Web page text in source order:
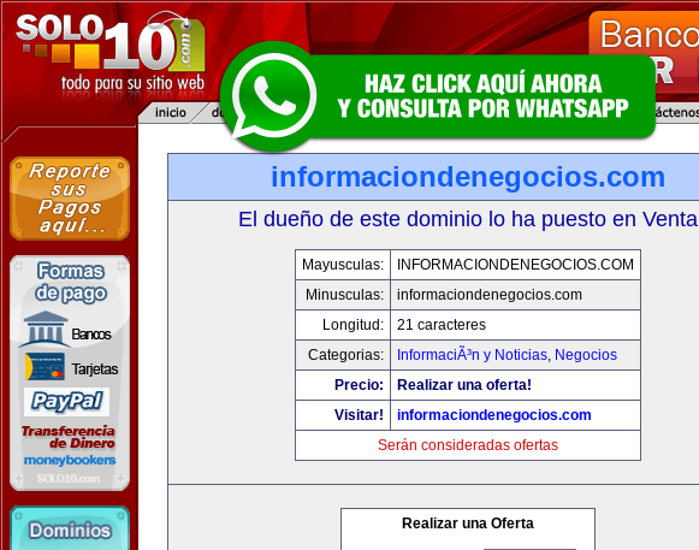
informaciondenegocios.com
El dueño de este dominio lo ha puesto en Venta
Mayusculas:
INFORMACIONDENEGOCIOS.COM
Minusculas:
informaciondenegocios.com
Longitud:
21 caracteres
Categorias:
InformaciÃ³n y Noticias, Negocios
Precio:
Realizar una oferta!
Visitar!
informaciondenegocios.com
Serán consideradas ofertas
Realizar una Oferta